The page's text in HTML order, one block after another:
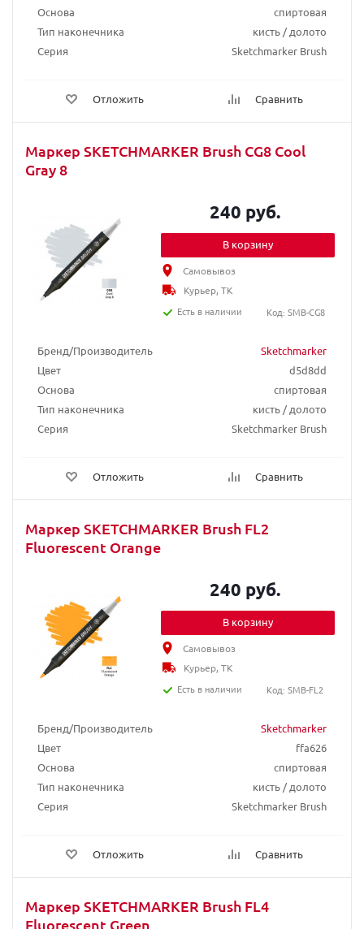
Основа
спиртовая
Тип наконечника
кисть / долото
Серия
Sketchmarker Brush
Отложить Сравнить
Маркер SKETCHMARKER Brush CG8 Cool
Gray 8
Бренд/Производитель
Sketchmarker
Цвет
d5d8dd
Основа
спиртовая
Тип наконечника
кисть / долото
Серия
Sketchmarker Brush
Отложить Сравнить
240 руб.
В корзину
Самовывоз
Курьер, ТК
Есть в наличии
Код: SMB-CG8
Маркер SKETCHMARKER Brush FL2
Fluorescent Orange
Бренд/Производитель
Sketchmarker
Цвет
ffa626
Основа
спиртовая
Тип наконечника
кисть / долото
Серия
Sketchmarker Brush
Отложить Сравнить
240 руб.
В корзину
Самовывоз
Курьер, ТК
Есть в наличии
Код: SMB-FL2
Маркер SKETCHMARKER Brush FL4
Fluorescent Green